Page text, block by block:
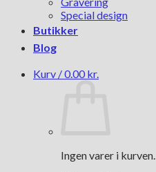
Special design
Butikker
Blog
Kurv /0.00 kr.
Ingen varer i kurven.